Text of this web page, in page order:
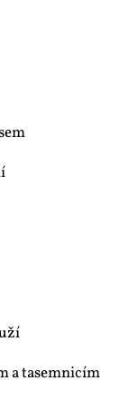
a ta­sem­ni­cím